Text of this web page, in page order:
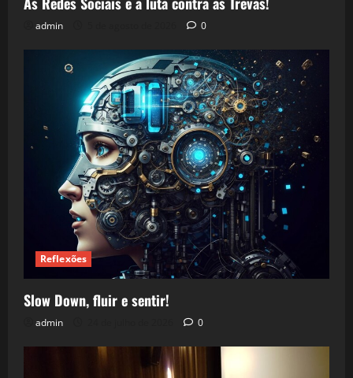
admin 0
Reflexões
Slow Down, fluir e sentir!
admin 0